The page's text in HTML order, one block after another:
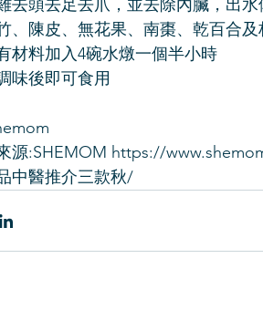
去頭去足去爪，並去除內臟，出水
、陳皮、無花果、南棗、乾百合
材料加入4碗水燉一個半小時
味後即可食用
源:SHEMOM https://
中醫推介三款秋/